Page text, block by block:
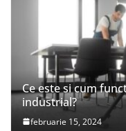
Ce este si cum
industrial?
februarie 15, 2024